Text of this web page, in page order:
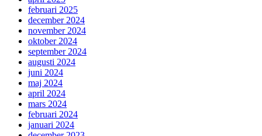
februari 2025
december 2024
november 2024
oktober 2024
september 2024
augusti 2024
juni 2024
maj 2024
april 2024
mars 2024
februari 2024
januari 2024